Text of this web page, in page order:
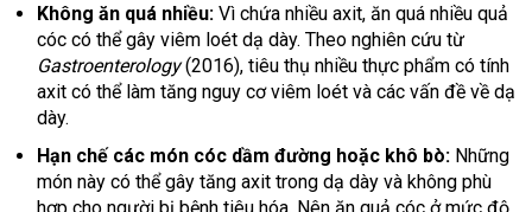
Không ăn quá nhiều:Vì chứa nhiều axit, ăn quá nhiều quả
cóc có thể gây viêm loét dạ dày. Theo nghiên cứu từ
Gastroenterology(2016), tiêu thụ nhiều thực phẩm có tính
axit có thể làm tăng nguy cơ viêm loét và các vấn đề về dạ
dày.
Hạn chế các món cóc dầm đường hoặc khô bò:Những
món này có thể gây tăng axit trong dạ dày và không phù
hợp cho người bị bệnh tiêu hóa. Nên ăn quả cóc ở mức độ